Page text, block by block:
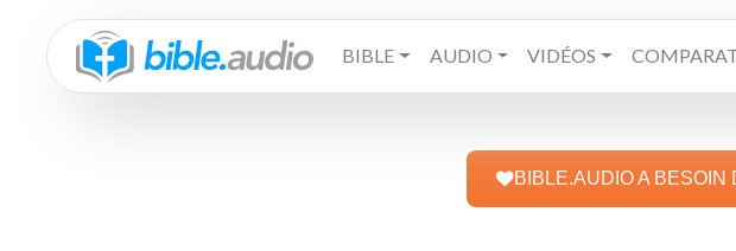
BIBLE AUDIO VIDÉOS
BIBLE.AUDIO A BESOIN